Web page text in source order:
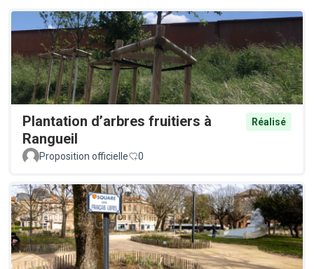
Plantation d’arbres fruitiers à
Rangueil
Réalisé
Proposition officielle 0